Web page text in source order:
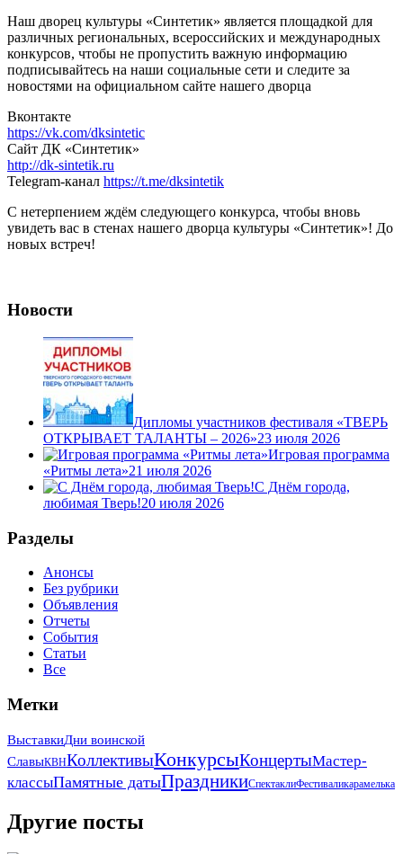
Наш дворец культуры «Синтетик» является площадкой для
различных региональных, всероссийских и международных
конкурсов, чтобы не пропустить важную информацию
подписывайтесь на наши социальные сети и следите за
новостями на официальном сайте нашего дворца
Вконтакте
https://vk.com/dksintetic
Сайт ДК «Синтетик»
http://dk-sintetik.ru
Telegram-канал https://t.me/dksintetik
С нетерпением ждём следующего конкурса, чтобы вновь
увидеть вас в стенах нашего дворца культуры «Синтетик»! До
новых встреч!
Новости
Дипломы участников фестиваля «ТВЕРЬ
ОТКРЫВАЕТ ТАЛАНТЫ – 2026»23 июля 2026
Игровая программа
«Ритмы лета»21 июля 2026
С Днём города,
любимая Тверь!20 июля 2026
Разделы
Анонсы
Без рубрики
Объявления
Отчеты
События
Статьи
Все
Метки
ВыставкиДни воинской
СлавыКВНКоллективыКонкурсыКонцертыМастер-
классыПамятные датыПраздникиСпектаклиФестиваликарамелька
Другие посты